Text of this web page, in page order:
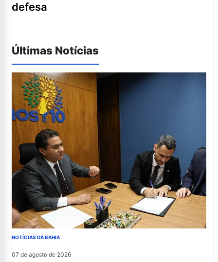
defesa
Últimas Notícias
NOTÍCIAS DA BAHIA
07 de agosto de 2026